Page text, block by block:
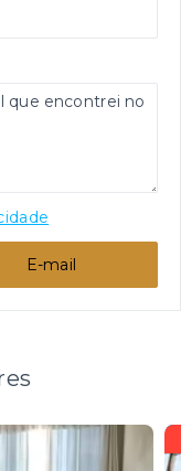
E-mail